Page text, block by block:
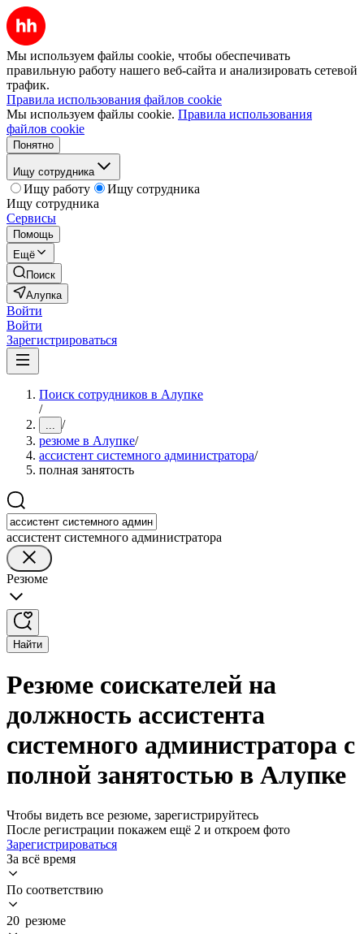
Мы используем файлы cookie, чтобы обеспечивать
правильную работу нашего веб-сайта и анализировать сетевой
трафик.
Правила использования файлов cookie
Мы используем файлы cookie. Правила использования
файлов cookie
Понятно
Ищу сотрудника
Ищу работу
Ищу сотрудника
Ищу сотрудника
Сервисы
Помощь
Ещё
Поиск
Алупка
Войти
Войти
Зарегистрироваться
Поиск сотрудников в Алупке
/
... /
резюме в Алупке/
ассистент системного администратора/
полная занятость
ассистент системного администратора
Резюме
Найти
Резюме соискателей на
должность ассистента
системного администратора с
полной занятостью в Алупке
Чтобы видеть все резюме, зарегистрируйтесь
После регистрации покажем ещё 2 и откроем фото
Зарегистрироваться
За всё время
По соответствию
20 резюме